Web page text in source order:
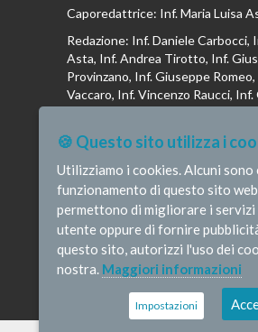
Caporedattrice: Inf. Maria Luisa
Redazione: Inf. Daniele Carbocci,
Asta, Inf. Andrea Tirotto, Inf.
Provinzano, Inf. Giuseppe Romeo,
Vaccaro, Inf. Vincenzo Raucci, Inf.
Altavilla, Inf. Stefano Barone , Inf.
Inf. Romina Iannuzzi, Inf. Fausta
© Infermieristicamente - e-mail:
redazione@infermieristicamente.it
Disclaimer
🍪 Questo sito utilizza i
Utilizziamo i cookies. Alcuni sono
funzionamento di questo sito
permettono di migliorare i servizi
utente oppure di fornire
questo sito, autorizzi l'uso dei
nostra. Maggiori informazioni
Impostazioni